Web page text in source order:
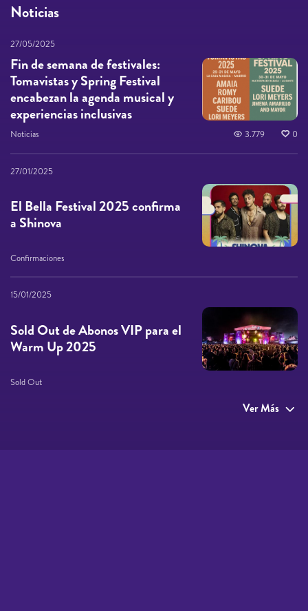
Noticias
27/05/2025
Fin de semana de festivales:
Tomavistas y Spring Festival
encabezan la agenda musical y
experiencias inclusivas
Noticias 3.779 0
27/01/2025
El Bella Festival 2025 confirma
a Shinova
Confirmaciones
15/01/2025
Sold Out de Abonos VIP para el
Warm Up 2025
Sold Out
Ver Más